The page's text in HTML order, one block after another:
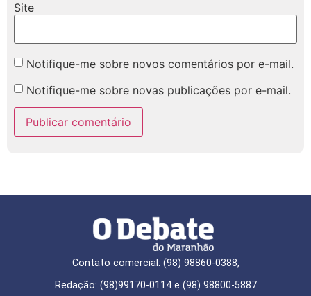
Site
Notifique-me sobre novos comentários por e-mail.
Notifique-me sobre novas publicações por e-mail.
Contato comercial: (98) 98860-0388,
Redação: (98)99170-0114 e (98) 98800-5887